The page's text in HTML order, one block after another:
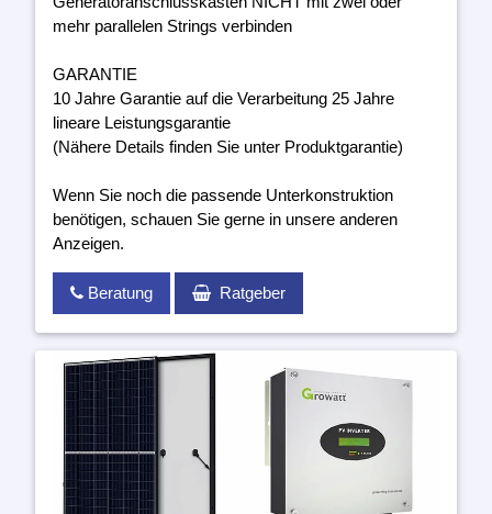
mehr parallelen Strings verbinden
GARANTIE
10 Jahre Garantie auf die Verarbeitung 25 Jahre
lineare Leistungsgarantie
(Nähere Details finden Sie unter Produktgarantie)
Wenn Sie noch die passende Unterkonstruktion
benötigen, schauen Sie gerne in unsere anderen
Anzeigen.
Beratung Ratgeber